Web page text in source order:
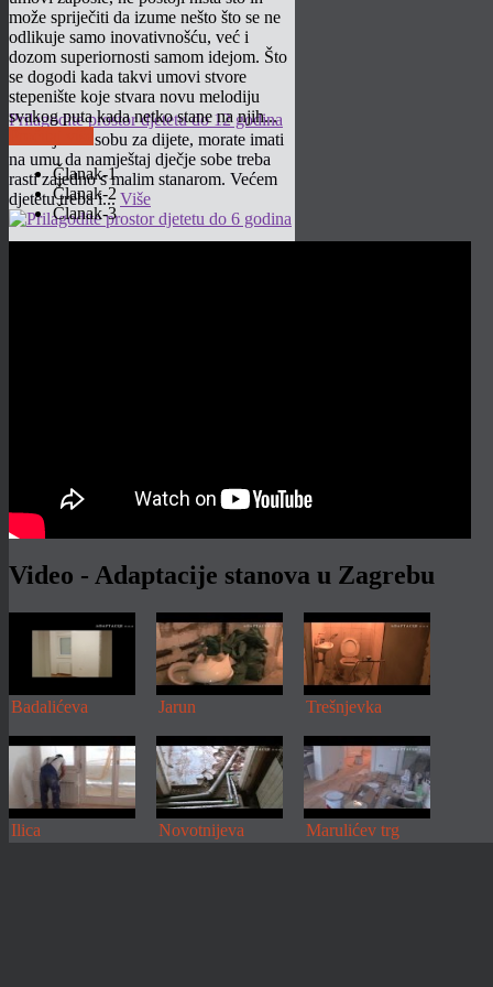
Prilagodite prostor djetetu do 12 godina
Uređujete li sobu za dijete, morate imati
na umu da namještaj dječje sobe treba
rasti zajedno s malim stanarom. Većem
djetetu treba i...Više
člana obitelji....
Više
može spriječiti da izume nešto što se ne
odlikuje samo inovativnošću, već i
dozom superiornosti samom idejom. Što
se dogodi kada takvi umovi stvore
stepenište koje stvara novu melodiju
svakog puta kada netko stane na njih...
Članak-1
Članak-2
Članak-3
Video - Adaptacije stanova u Zagrebu
Badalićeva Jarun Trešnjevka
Ilica Novotnijeva Marulićev trg